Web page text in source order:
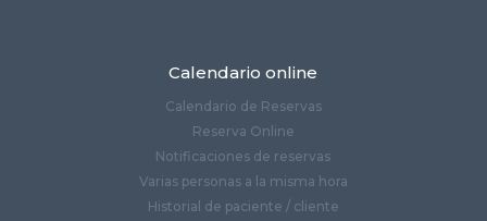
Calendario online
Calendario de Reservas
Reserva Online
Notificaciones de reservas
Varias personas a la misma hora
Historial de paciente / cliente